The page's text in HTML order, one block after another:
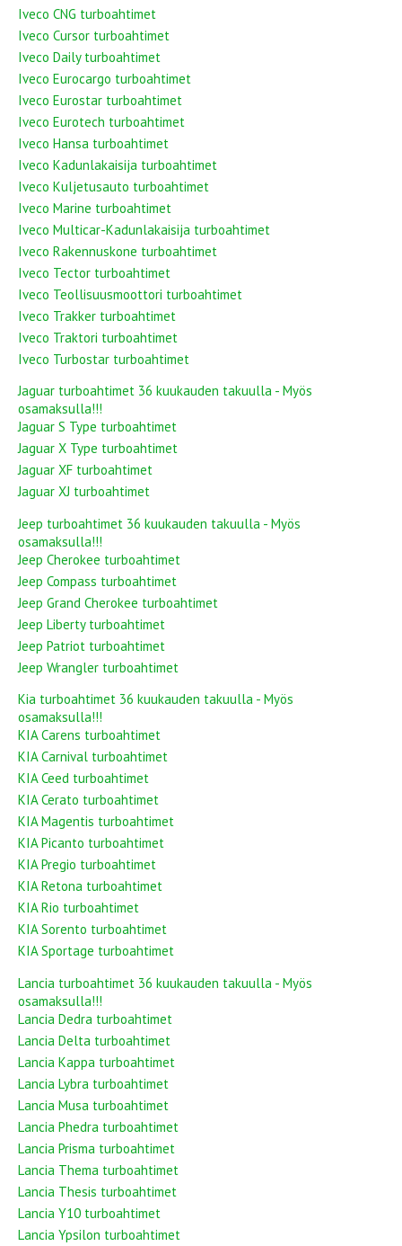
Iveco CNG turboahtimet
Iveco Cursor turboahtimet
Iveco Daily turboahtimet
Iveco Eurocargo turboahtimet
Iveco Eurostar turboahtimet
Iveco Eurotech turboahtimet
Iveco Hansa turboahtimet
Iveco Kadunlakaisija turboahtimet
Iveco Kuljetusauto turboahtimet
Iveco Marine turboahtimet
Iveco Multicar-Kadunlakaisija turboahtimet
Iveco Rakennuskone turboahtimet
Iveco Tector turboahtimet
Iveco Teollisuusmoottori turboahtimet
Iveco Trakker turboahtimet
Iveco Traktori turboahtimet
Iveco Turbostar turboahtimet
Jaguar turboahtimet 36 kuukauden takuulla - Myös
osamaksulla!!!
Jaguar S Type turboahtimet
Jaguar X Type turboahtimet
Jaguar XF turboahtimet
Jaguar XJ turboahtimet
Jeep turboahtimet 36 kuukauden takuulla - Myös
osamaksulla!!!
Jeep Cherokee turboahtimet
Jeep Compass turboahtimet
Jeep Grand Cherokee turboahtimet
Jeep Liberty turboahtimet
Jeep Patriot turboahtimet
Jeep Wrangler turboahtimet
Kia turboahtimet 36 kuukauden takuulla - Myös
osamaksulla!!!
KIA Carens turboahtimet
KIA Carnival turboahtimet
KIA Ceed turboahtimet
KIA Cerato turboahtimet
KIA Magentis turboahtimet
KIA Picanto turboahtimet
KIA Pregio turboahtimet
KIA Retona turboahtimet
KIA Rio turboahtimet
KIA Sorento turboahtimet
KIA Sportage turboahtimet
Lancia turboahtimet 36 kuukauden takuulla - Myös
osamaksulla!!!
Lancia Dedra turboahtimet
Lancia Delta turboahtimet
Lancia Kappa turboahtimet
Lancia Lybra turboahtimet
Lancia Musa turboahtimet
Lancia Phedra turboahtimet
Lancia Prisma turboahtimet
Lancia Thema turboahtimet
Lancia Thesis turboahtimet
Lancia Y10 turboahtimet
Lancia Ypsilon turboahtimet